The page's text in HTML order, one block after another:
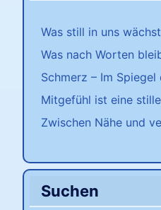
Was still in uns wächst
Was nach Worten
Schmerz – Im
Mitgefühl ist eine
Zwischen Nähe und
Suchen